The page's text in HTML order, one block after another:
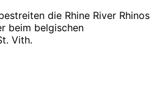
die Rhine River Rhinos
beim belgischen
Vith.